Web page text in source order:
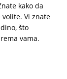
kako da
Vi znate
što
vama.